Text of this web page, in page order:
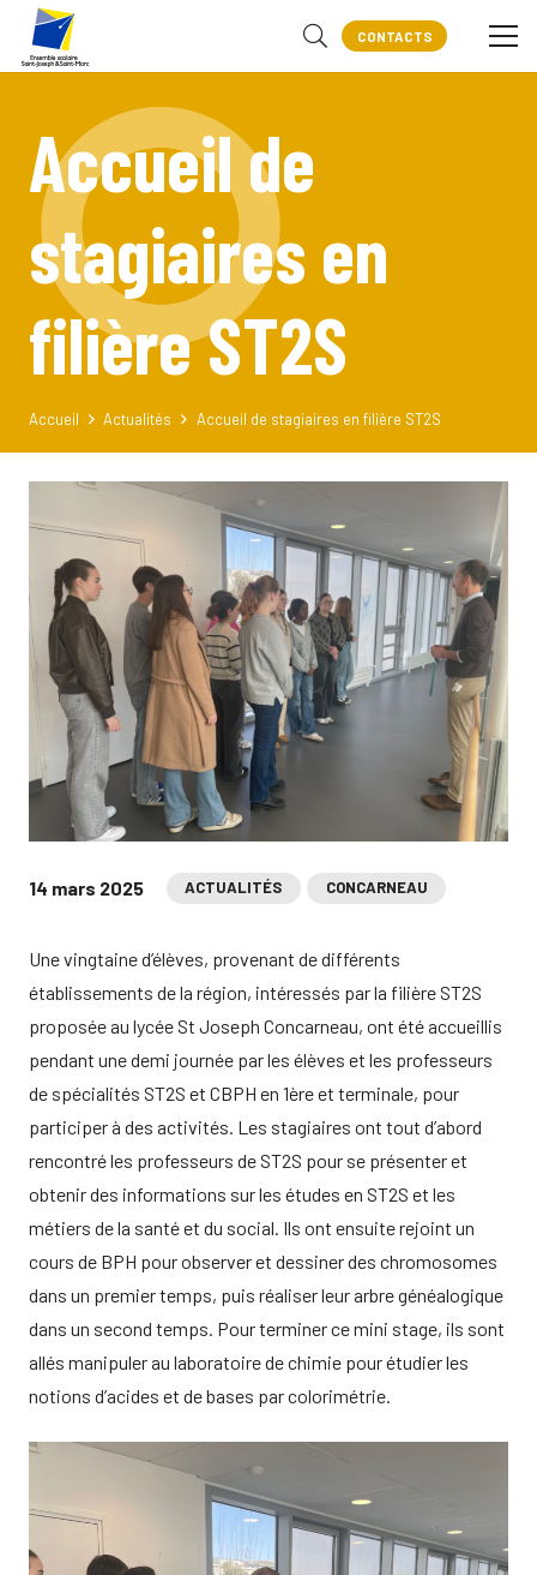
CONTACTS
Accueil de
stagiaires en
filière ST2S
Accueil Actualités Accueil de stagiaires en filière ST2S
14 mars 2025 ACTUALITÉS CONCARNEAU
Une vingtaine d’élèves, provenant de différents
établissements de la région, intéressés par la filière ST2S
proposée au lycée St Joseph Concarneau, ont été accueillis
pendant une demi journée par les élèves et les professeurs
de spécialités ST2S et CBPH en 1ère et terminale, pour
participer à des activités. Les stagiaires ont tout d’abord
rencontré les professeurs de ST2S pour se présenter et
obtenir des informations sur les études en ST2S et les
métiers de la santé et du social. Ils ont ensuite rejoint un
cours de BPH pour observer et dessiner des chromosomes
dans un premier temps, puis réaliser leur arbre généalogique
dans un second temps. Pour terminer ce mini stage, ils sont
allés manipuler au laboratoire de chimie pour étudier les
notions d’acides et de bases par colorimétrie.